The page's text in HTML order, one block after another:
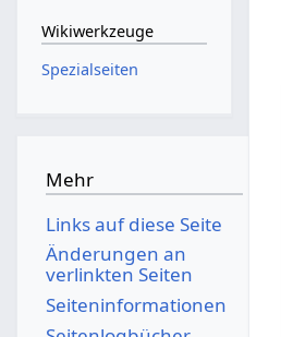
Wikiwerkzeuge
Spezialseiten
Mehr
Links auf diese Seite
Änderungen an
verlinkten Seiten
Seiten­­informationen